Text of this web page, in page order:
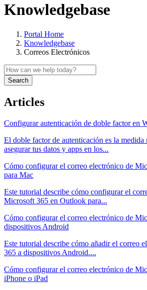
Knowledgebase
Portal Home
Knowledgebase
Correos Electrónicos
Search
Articles
Configurar autenticación de doble factor en
El doble factor de autenticación es la medida
asegurar tus datos y apps en los...
Cómo configurar el correo electrónico de
para Mac
Este tutorial describe cómo configurar el
Microsoft 365 en Outlook para...
Cómo configurar el correo electrónico de
dispositivos Android
Este tutorial describe cómo añadir el correo
365 a dispositivos Android....
Cómo configurar el correo electrónico de
iPhone o iPad